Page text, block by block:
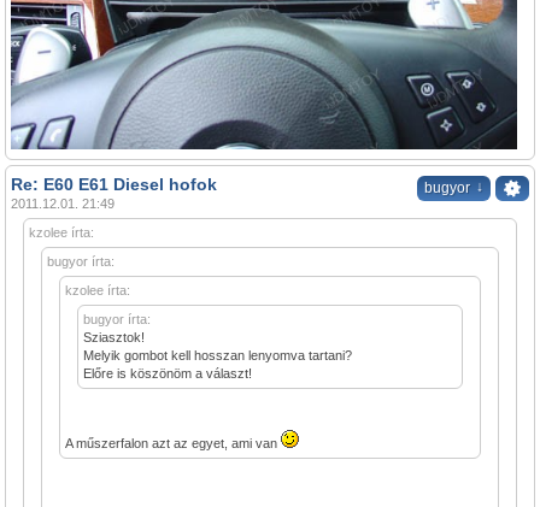
bugyor ↓
Re: E60 E61 Diesel hofok
2011.12.01. 21:49
kzolee írta:
bugyor írta:
kzolee írta:
bugyor írta:
Sziasztok!
Melyik gombot kell hosszan lenyomva tartani?
Előre is köszönöm a választ!
A műszerfalon azt az egyet, ami van